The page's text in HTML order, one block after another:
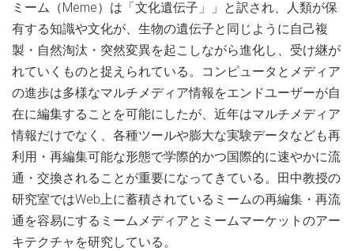
ミーム（Meme）は「文化遺伝子」」と訳され、人類が保
有する知識や文化が、生物の遺伝子と同じように自己複
製・自然淘汰・突然変異を起こしながら進化し、受け継が
れていくものと捉えられている。コンピュータとメディア
の進歩は多様なマルチメディア情報をエンドユーザーが自
在に編集することを可能にしたが、近年はマルチメディア
情報だけでなく、各種ツールや膨大な実験データなども再
利用・再編集可能な形態で学際的かつ国際的に速やかに流
通・交換されることが重要になってきている。田中教授の
研究室ではWeb上に蓄積されているミームの再編集・再流
通を容易にするミームメディアとミームマーケットのアー
キテクチャを研究している。